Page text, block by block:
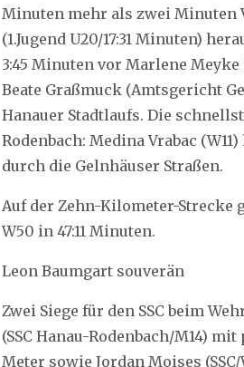
Minuten mehr als zwei Minuten
(1.Jugend U20/17:31 Minuten)
3:45 Minuten vor Marlene
Beate Graßmuck (Amtsgericht
Hanauer Stadtlaufs. Die
Rodenbach: Medina Vrabac
durch die Gelnhäuser Straßen.
Auf der Zehn-Kilometer-Strecke
W50 in 47:11 Minuten.
Leon Baumgart souverän
Zwei Siege für den SSC beim
(SSC Hanau-Rodenbach/M14)
Meter sowie Jordan Moises